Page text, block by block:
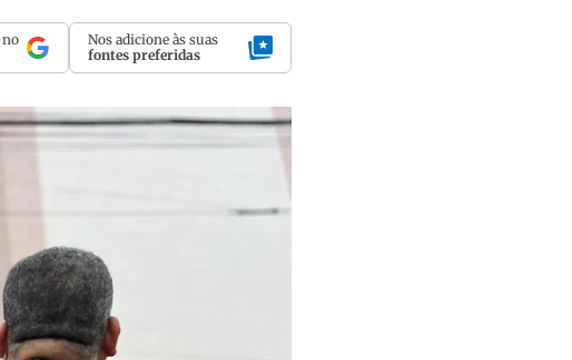
no
Nos adicione às suas
fontes preferidas